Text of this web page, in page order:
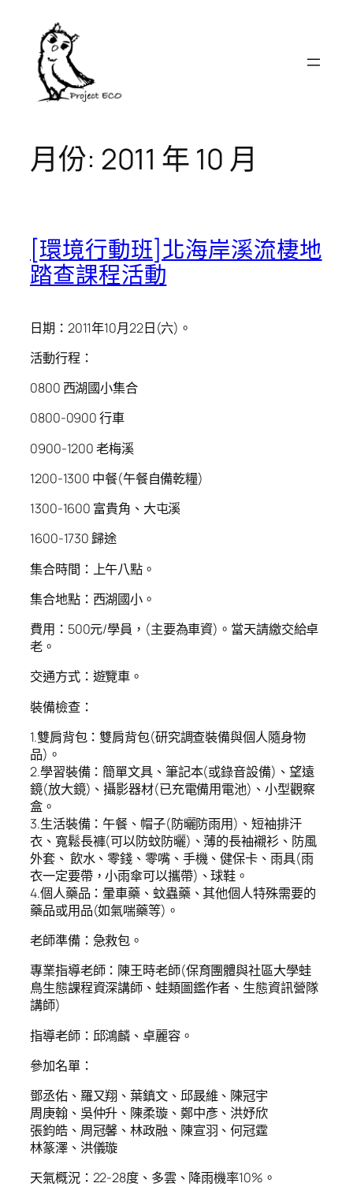
月份: 2011 年 10 月
[環境行動班]北海岸溪流棲地
踏查課程活動
日期：2011年10月22日(六)。
活動行程：
0800 西湖國小集合
0800-0900 行車
0900-1200 老梅溪
1200-1300 中餐(午餐自備乾糧)
1300-1600 富貴角、大屯溪
1600-1730 歸途
集合時間：上午八點。
集合地點：西湖國小。
費用：500元/學員，(主要為車資)。當天請繳交給卓
老。
交通方式：遊覽車。
裝備檢查：
1.雙肩背包：雙肩背包(研究調查裝備與個人隨身物
品)。
2.學習裝備：簡單文具、筆記本(或錄音設備)、望遠
鏡(放大鏡)、攝影器材(已充電備用電池)、小型觀察
盒。
3.生活裝備：午餐、帽子(防曬防雨用)、短袖排汗
衣、寬鬆長褲(可以防蚊防曬)、薄的長袖襯衫、防風
外套、 飲水、零錢、零嘴、手機、健保卡、雨具(雨
衣一定要帶，小雨傘可以攜帶)、球鞋。
4.個人藥品：暈車藥、蚊蟲藥、其他個人特殊需要的
藥品或用品(如氣喘藥等)。
老師準備：急救包。
專業指導老師：陳王時老師(保育團體與社區大學蛙
鳥生態課程資深講師、蛙類圖鑑作者、生態資訊營隊
講師)
指導老師：邱鴻麟、卓麗容。
參加名單：
鄧丞佑、羅又翔、葉鎮文、邱晸維、陳冠宇
周庚翰、吳仲升、陳柔璇、鄭中彥、洪妤欣
張鈞皓、周冠馨、林政融、陳宣羽、何冠霆
林篆澤、洪儀璇
天氣概況：22-28度、多雲、降雨機率10%。